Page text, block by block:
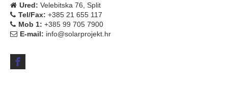
Ured: Velebitska 76, Split
Tel/Fax: +385 21 655 117
Mob 1: +385 99 705 7900
E-mail: info@solarprojekt.hr